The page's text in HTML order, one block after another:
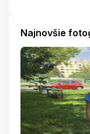
Najnovšie